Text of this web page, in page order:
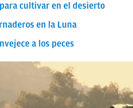
cultivar en el desierto
en la Luna
a los peces